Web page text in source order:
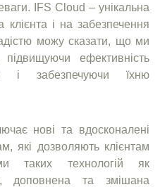
IFS Cloud – унікальна
і на забезпечення
можу сказати, що ми
ефективність
і забезпечуючи їхню
нові та вдосконалені
які дозволяють клієнтам
таких технологій як
доповнена та змішана